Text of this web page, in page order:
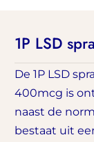
1P LSD
De 1P LSD
400mcg is
naast de
bestaat uit